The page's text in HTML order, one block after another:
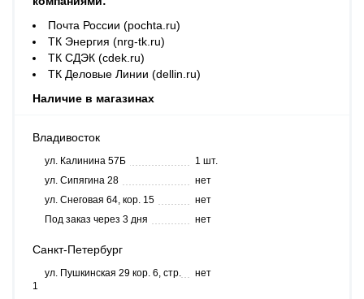
Почта России (pochta.ru)
ТК Энергия (nrg-tk.ru)
ТК СДЭК (cdek.ru)
ТК Деловые Линии (dellin.ru)
Наличие в магазинах
Владивосток
ул. Калинина 57Б
1 шт.
ул. Сипягина 28
нет
ул. Снеговая 64, кор. 15
нет
Под заказ через 3 дня
нет
Санкт-Петербург
ул. Пушкинская 29 кор. 6, стр.
1
нет